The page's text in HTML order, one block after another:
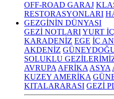
OFF-ROAD GARAJ
RESTORASYONLARI
GEZGİNİN DÜNYASI
GEZİ NOTLARIYURT
KARADENİZ EGE İÇ
AKDENİZ
SOLUKLU
AVRUPA AFRİKA ASYA
KUZEY AMERİKA
KITALARARASI GEZİ